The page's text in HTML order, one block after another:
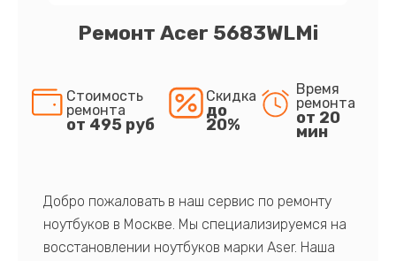
Ремонт Acer 5683WLMi
Стоимость
ремонта
от 495 руб
Скидка
до
20%
Время
ремонта
от 20
мин
Добро пожаловать в наш сервис по ремонту
ноутбуков в Москве. Мы специализируемся на
восстановлении ноутбуков марки Aser. Наша